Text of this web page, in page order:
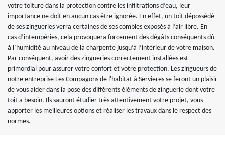
votre toiture dans la protection contre les infiltrations d’eau, leur
importance ne doit en aucun cas être ignorée. En effet, un toit dépossédé
de ses zingueries verra certaines de ses combles exposés à l’air libre. En
cas d’intempéries, cela provoquera forcement des dégâts conséquents dû
à l’humidité au niveau de la charpente jusqu’à l’intérieur de votre maison.
Par conséquent, avoir des zingueries correctement installées est
primordial pour assurer votre confort et votre protection. Les zingueurs de
notre entreprise Les Compagons de l'habitat à Servieres se feront un plaisir
de vous aider dans la pose des différents éléments de zinguerie dont votre
toit a besoin. Ils sauront étudier très attentivement votre projet, vous
apporter les meilleures options et réaliser les travaux dans le respect des
normes.